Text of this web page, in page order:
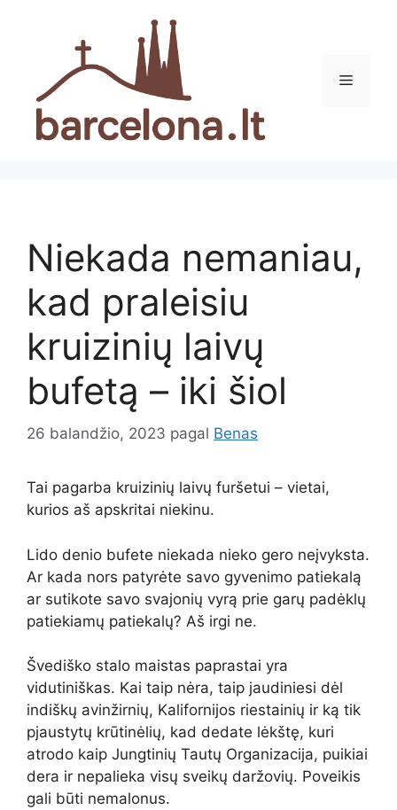
Meniu
Niekada nemaniau,
kad praleisiu
kruizinių laivų
bufetą – iki šiol
26 balandžio, 2023 pagal Benas
Tai pagarba kruizinių laivų furšetui – vietai,
kurios aš apskritai niekinu.
Lido denio bufete niekada nieko gero neįvyksta.
Ar kada nors patyrėte savo gyvenimo patiekalą
ar sutikote savo svajonių vyrą prie garų padėklų
patiekiamų patiekalų? Aš irgi ne.
Švediško stalo maistas paprastai yra
vidutiniškas. Kai taip nėra, taip jaudiniesi dėl
indiškų avinžirnių, Kalifornijos riestainių ir ką tik
pjaustytų krūtinėlių, kad dedate lėkštę, kuri
atrodo kaip Jungtinių Tautų Organizacija, puikiai
dera ir nepalieka visų sveikų daržovių. Poveikis
gali būti nemalonus.